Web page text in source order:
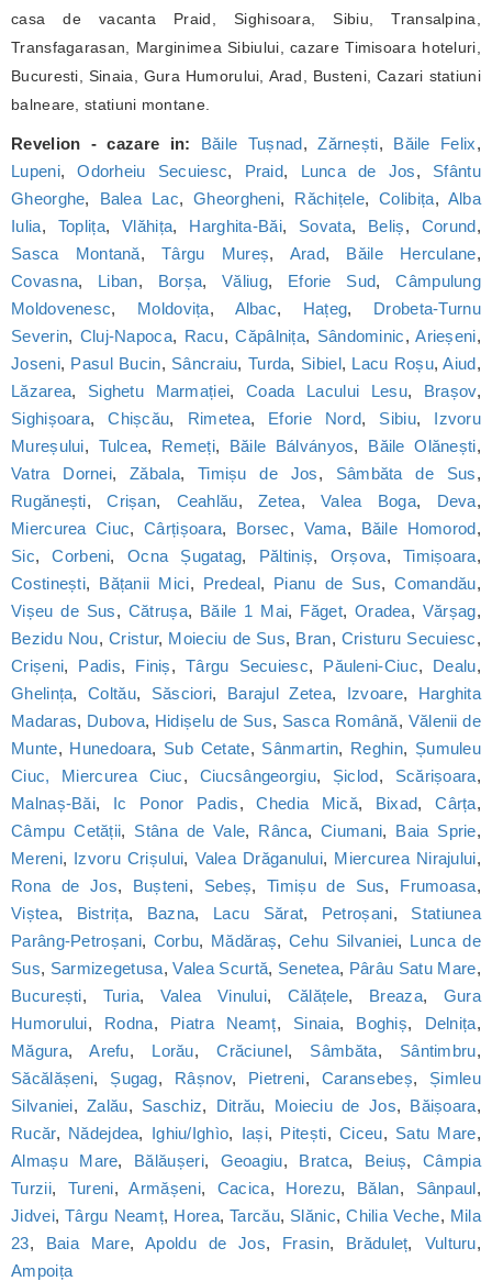
casa de vacanta Praid, Sighisoara, Sibiu, Transalpina,
Transfagarasan, Marginimea Sibiului, cazare Timisoara hoteluri,
Bucuresti, Sinaia, Gura Humorului, Arad, Busteni, Cazari statiuni
balneare, statiuni montane.
Revelion - cazare in: Băile Tușnad,Zărnești, Băile Felix,
Lupeni,Odorheiu Secuiesc, Praid, Lunca de Jos, Sfântu
Gheorghe, Balea Lac,Gheorgheni, Răchițele,Colibița, Alba
Iulia, Toplița,Vlăhița, Harghita-Băi, Sovata, Beliș, Corund,
Sasca Montană,Târgu Mureș, Arad, Băile Herculane,
Covasna, Liban, Borșa,Văliug, Eforie Sud,Câmpulung
Moldovenesc, Moldovița, Albac, Hațeg, Drobeta-Turnu
Severin, Cluj-Napoca, Racu,Căpâlnița, Sândominic,Arieșeni,
Joseni, Pasul Bucin, Sâncraiu, Turda, Sibiel, Lacu Roșu,Aiud,
Lăzarea, Sighetu Marmației,Coada Lacului Lesu, Brașov,
Sighișoara,Chișcău, Rimetea, Eforie Nord, Sibiu, Izvoru
Mureșului, Tulcea, Remeți, Băile Bálványos, Băile Olănești,
Vatra Dornei,Zăbala, Timișu de Jos, Sâmbăta de Sus,
Rugănești,Crișan, Ceahlău,Zetea,Valea Boga, Deva,
Miercurea Ciuc,Cârțișoara, Borsec, Vama, Băile Homorod,
Sic,Corbeni, Ocna Șugatag, Păltiniș, Orșova, Timișoara,
Costinești, Bățanii Mici, Predeal, Pianu de Sus,Comandău,
Vișeu de Sus, Cătrușa, Băile 1 Mai, Făget, Oradea, Vărșag,
Bezidu Nou,Cristur, Moieciu de Sus, Bran, Cristuru Secuiesc,
Crișeni, Padis, Finiș,Târgu Secuiesc, Păuleni-Ciuc, Dealu,
Ghelința,Coltău, Săsciori, Barajul Zetea, Izvoare, Harghita
Madaras, Dubova, Hidișelu de Sus, Sasca Română, Vălenii de
Munte, Hunedoara, Sub Cetate, Sânmartin, Reghin, Șumuleu
Ciuc, Miercurea Ciuc, Ciucsângeorgiu, Șiclod, Scărișoara,
Malnaș-Băi, Ic Ponor Padis,Chedia Mică, Bixad,Cârța,
Câmpu Cetății, Stâna de Vale, Rânca,Ciumani, Baia Sprie,
Mereni, Izvoru Crișului, Valea Drăganului, Miercurea Nirajului,
Rona de Jos, Bușteni, Sebeș, Timișu de Sus, Frumoasa,
Viștea, Bistrița, Bazna, Lacu Sărat, Petroșani, Statiunea
Parâng-Petroșani, Corbu, Mădăraș, Cehu Silvaniei, Lunca de
Sus, Sarmizegetusa,Valea Scurtă, Senetea, Pârâu Satu Mare,
București, Turia, Valea Vinului, Călățele, Breaza, Gura
Humorului, Rodna, Piatra Neamț, Sinaia, Boghiș, Delnița,
Măgura,Arefu, Lorău,Crăciunel, Sâmbăta, Sântimbru,
Săcălășeni, Șugag, Râșnov, Pietreni, Caransebeș, Șimleu
Silvaniei,Zalău, Saschiz, Ditrău, Moieciu de Jos, Băișoara,
Rucăr, Nădejdea, Ighiu/Ighìo, Iași, Pitești,Ciceu, Satu Mare,
Almașu Mare, Bălăușeri, Geoagiu, Bratca, Beiuș,Câmpia
Turzii, Tureni,Armășeni, Cacica, Horezu, Bălan, Sânpaul,
Jidvei,Târgu Neamț, Horea,Tarcău, Slănic,Chilia Veche, Mila
23, Baia Mare,Apoldu de Jos, Frasin, Brăduleț, Vulturu,
Ampoița